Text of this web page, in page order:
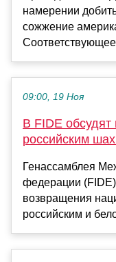
намерении
сожжение
09:00, 19 Ноя
В FIDE
российским
Генассамблея
федерации
возвращения
российским и